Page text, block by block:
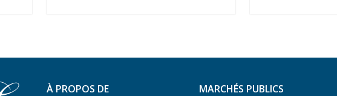
À PROPOS DE MARCHÉS PUBLICS